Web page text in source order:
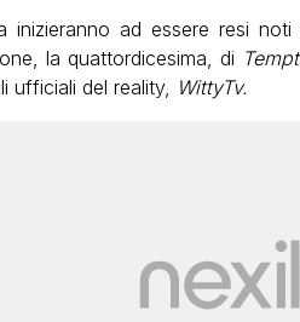
inizieranno ad essere resi
la quattordicesima, di
ufficiali del reality, WittyTv.